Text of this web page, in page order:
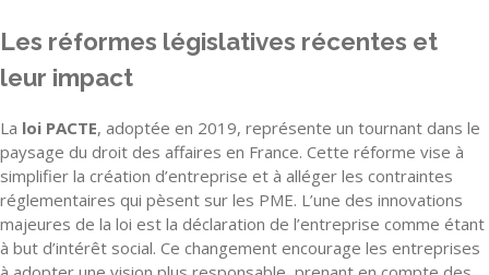
Les réformes législatives récentes et
leur impact
La loi PACTE, adoptée en 2019, représente un tournant dans le
paysage du droit des affaires en France. Cette réforme vise à
simplifier la création d’entreprise et à alléger les contraintes
réglementaires qui pèsent sur les PME. L’une des innovations
majeures de la loi est la déclaration de l’entreprise comme étant
à but d’intérêt social. Ce changement encourage les entreprises